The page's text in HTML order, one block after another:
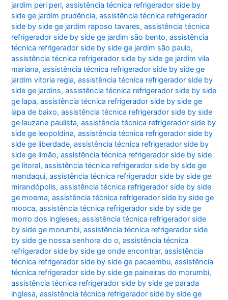
jardim peri peri,assistência técnica refrigerador side by
side ge jardim prudência,assistência técnica refrigerador
side by side ge jardim raposo tavares,assistência técnica
refrigerador side by side ge jardim são bento,assistência
técnica refrigerador side by side ge jardim são paulo,
assistência técnica refrigerador side by side ge jardim vila
mariana,assistência técnica refrigerador side by side ge
jardim vitoria regia,assistência técnica refrigerador side by
side ge jardins,assistência técnica refrigerador side by side
ge lapa,assistência técnica refrigerador side by side ge
lapa de baixo,assistência técnica refrigerador side by side
ge lauzane paulista,assistência técnica refrigerador side by
side ge leopoldina,assistência técnica refrigerador side by
side ge liberdade,assistência técnica refrigerador side by
side ge limão,assistência técnica refrigerador side by side
ge litoral,assistência técnica refrigerador side by side ge
mandaqui,assistência técnica refrigerador side by side ge
mirandópolis,assistência técnica refrigerador side by side
ge moema,assistência técnica refrigerador side by side ge
mooca,assistência técnica refrigerador side by side ge
morro dos ingleses,assistência técnica refrigerador side
by side ge morumbi,assistência técnica refrigerador side
by side ge nossa senhora do o,assistência técnica
refrigerador side by side ge onde encontrar,assistência
técnica refrigerador side by side ge pacaembu,assistência
técnica refrigerador side by side ge paineiras do morumbi,
assistência técnica refrigerador side by side ge parada
inglesa,assistência técnica refrigerador side by side ge